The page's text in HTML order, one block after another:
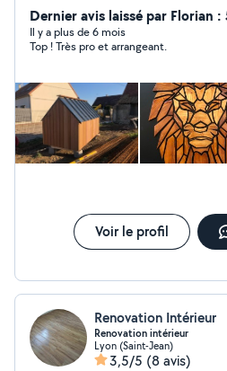
Dernier avis laissé par Florian
Il y a plus de 6 mois
Top ! Très pro et arrangeant.
Voir le profil
Renovation Intérieur
Renovation intérieur
Lyon (Saint-Jean)
3,5/5 (8 avis)